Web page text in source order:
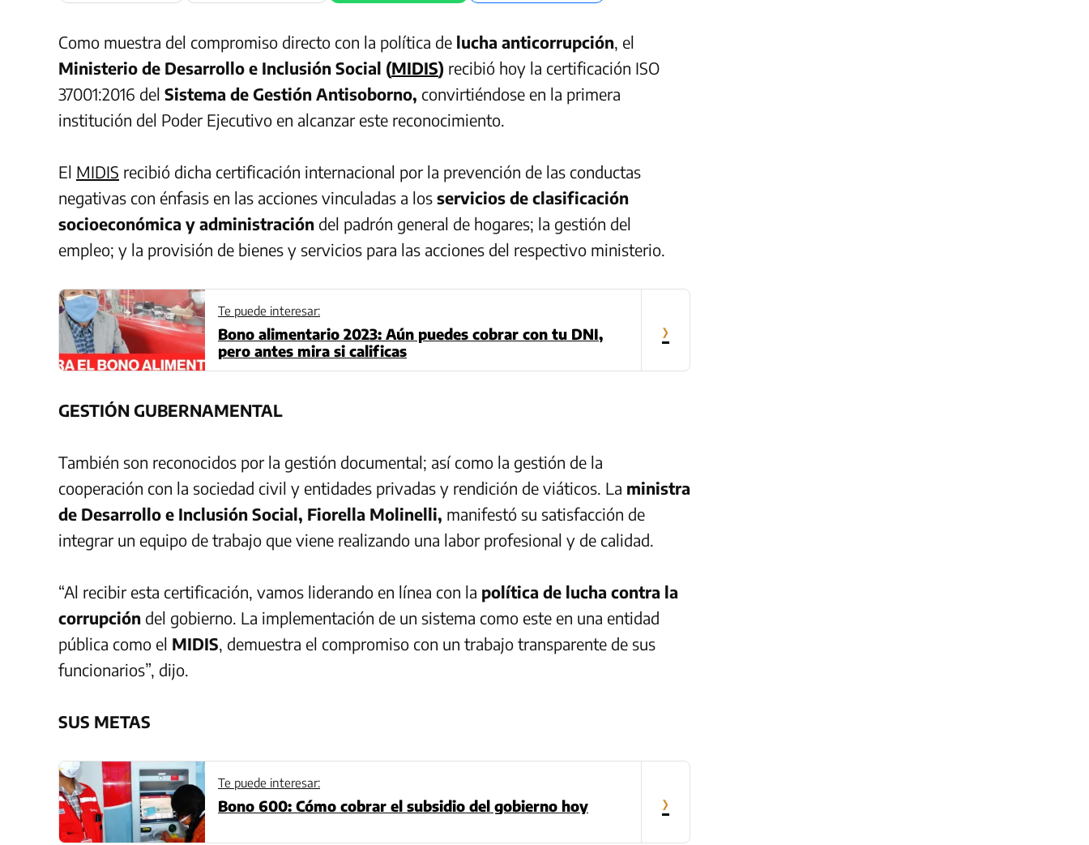
Como muestra del compromiso directo con la política de lucha anticorrupción, el
Ministerio de Desarrollo e Inclusión Social (MIDIS) recibió hoy la certificación ISO
37001:2016 del Sistema de Gestión Antisoborno, convirtiéndose en la primera
institución del Poder Ejecutivo en alcanzar este reconocimiento.
El MIDIS recibió dicha certificación internacional por la prevención de las conductas
negativas con énfasis en las acciones vinculadas a los servicios de clasificación
socioeconómica y administración del padrón general de hogares; la gestión del
empleo; y la provisión de bienes y servicios para las acciones del respectivo ministerio.
Te puede interesar:
Bono alimentario 2023: Aún puedes cobrar con tu DNI,
pero antes mira si calificas
›
GESTIÓN GUBERNAMENTAL
También son reconocidos por la gestión documental; así como la gestión de la
cooperación con la sociedad civil y entidades privadas y rendición de viáticos. La ministra
de Desarrollo e Inclusión Social, Fiorella Molinelli, manifestó su satisfacción de
integrar un equipo de trabajo que viene realizando una labor profesional y de calidad.
“Al recibir esta certificación, vamos liderando en línea con la política de lucha contra la
corrupción del gobierno. La implementación de un sistema como este en una entidad
pública como el MIDIS, demuestra el compromiso con un trabajo transparente de sus
funcionarios”, dijo.
SUS METAS
Te puede interesar:
Bono 600: Cómo cobrar el subsidio del gobierno hoy ›